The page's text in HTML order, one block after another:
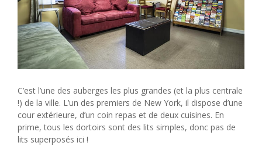
C’est l’une des auberges les plus grandes (et la plus centrale
!) de la ville. L’un des premiers de New York, il dispose d’une
cour extérieure, d’un coin repas et de deux cuisines. En
prime, tous les dortoirs sont des lits simples, donc pas de
lits superposés ici !